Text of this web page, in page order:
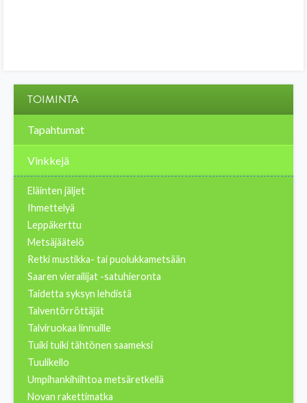
TOIMINTA
Tapahtumat
Vinkkejä
Eläinten jäljet
Ihmettelyä
Leppäkerttu
Metsäjäätelö
Retki mustikka- tai puolukkametsään
Saaren vierailijat -satuhieronta
Taidetta syksyn lehdistä
Talventörröttäjät
Talviruokaa linnuille
Tuiki tuiki tähtönen saameksi
Tuulikello
Umpihankihiihtoa metsäretkellä
Novan rakettimatka